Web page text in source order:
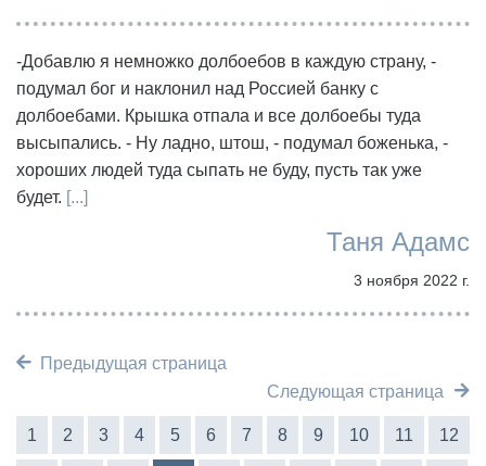
-Добавлю я немножко долбоебов в каждую страну, -
подумал бог и наклонил над Россией банку с
долбоебами. Крышка отпала и все долбоебы туда
высыпались. - Ну ладно, штош, - подумал боженька, -
хороших людей туда сыпать не буду, пусть так уже
будет. [...]
Таня Адамс
3 ноября 2022 г.
Предыдущая страница
Следующая страница
1 2 3 4 5 6 7 8 9 10 11 12